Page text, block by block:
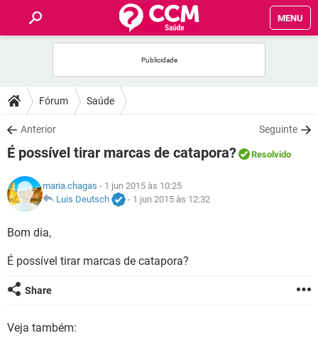
MENU
FÓRUM
SAÚDE
FAMÍLIA
NUTRIÇÃO
BEM-ESTAR
Fórum Saúde
Anterior Seguinte
É possível tirar marcas de catapora? Resolvido
maria.chagas - 1 jun 2015 às 10:25
Luis Deutsch
- 1 jun 2015 às 12:32
Bom dia,
É possível tirar marcas de catapora?
Share
Veja também: